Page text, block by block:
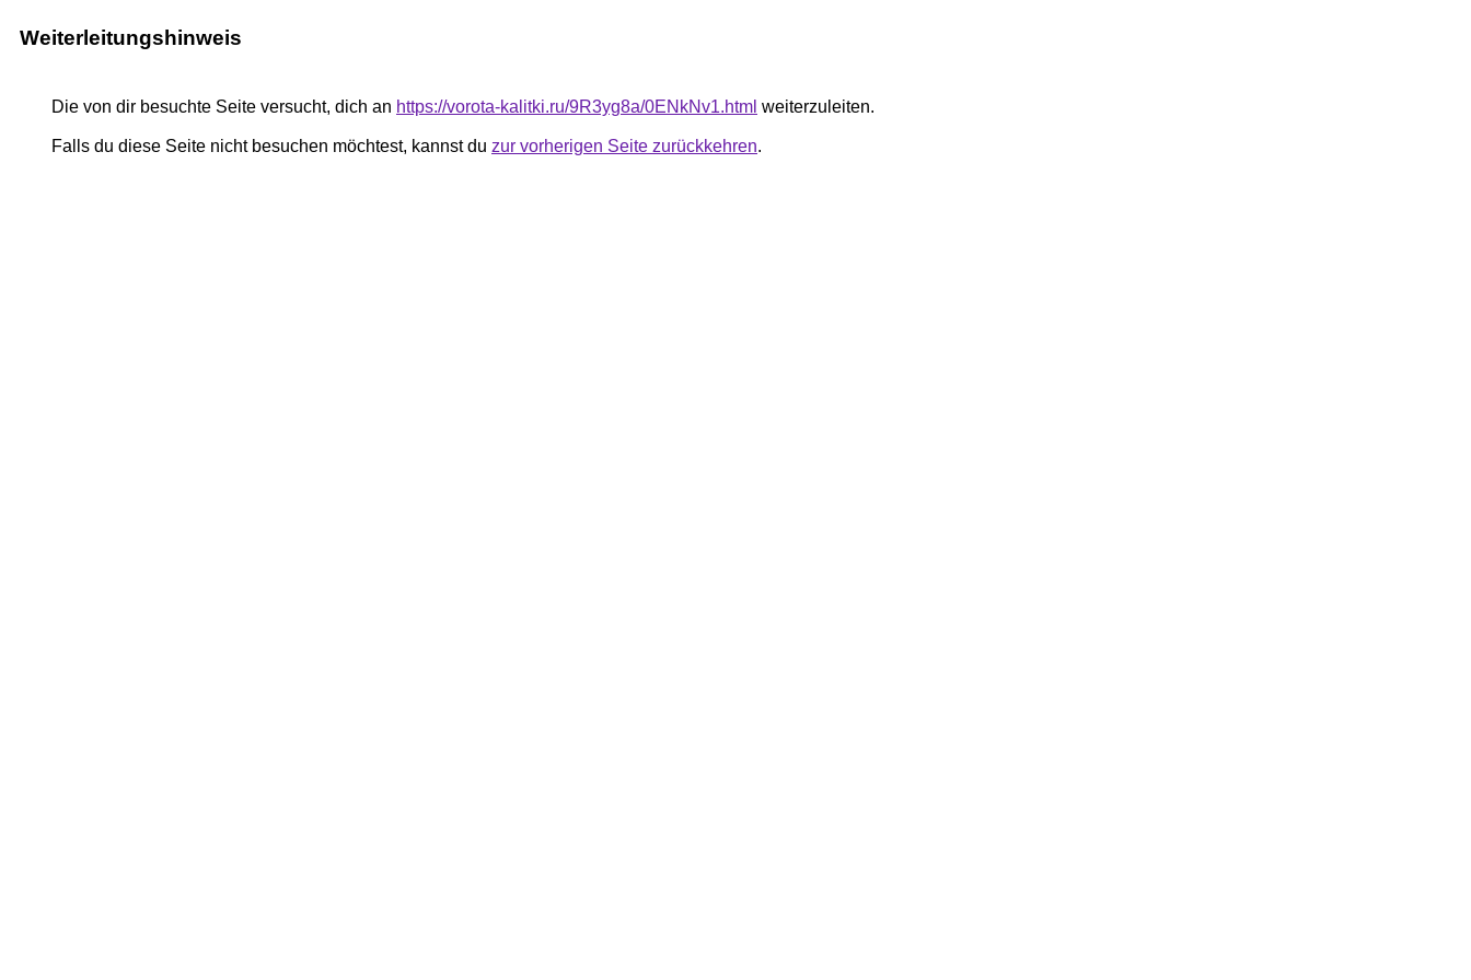
Weiterleitungshinweis
Die von dir besuchte Seite versucht, dich an https://vorota-kalitki.ru/9R3yg8a/0ENkNv1.html weiterzuleiten.
Falls du diese Seite nicht besuchen möchtest, kannst du zur vorherigen Seite zurückkehren.